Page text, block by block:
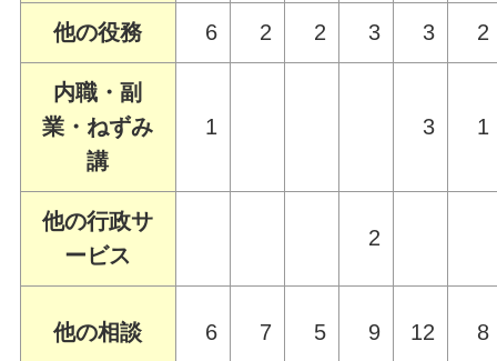
他の役務 6 2 2 3 3 2
内職・副
業・ねずみ
講
1 3 1
他の行政サ
ービス
2
他の相談 6 7 5 9 12 8